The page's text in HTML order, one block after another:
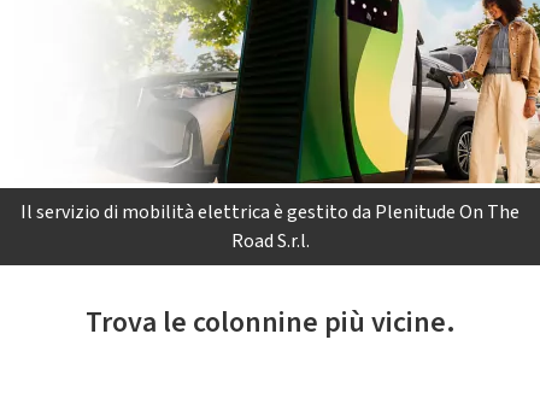
Il servizio di mobilità elettrica è gestito da Plenitude On The
Road S.r.l.
Trova le colonnine più vicine.